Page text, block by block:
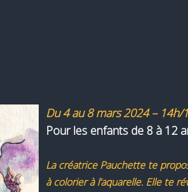
Du 4 au 8 mars 2024 – 14h/
Pour les enfants de 8 à 12
La créatrice Pauchette te
à colorier à l’aquarelle. Elle te